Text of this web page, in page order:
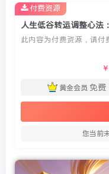
此内容为付费资源，请付
￥
黄金会员 免费
您当前
付费资源